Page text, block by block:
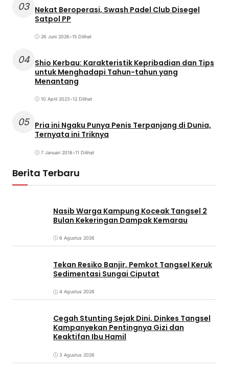
03 Nekat Beroperasi, Swash Padel Club Disegel
Satpol PP
26 Juni 2026•15 Dilihat
04 Shio Kerbau: Karakteristik Kepribadian dan Tips
untuk Menghadapi Tahun-tahun yang
Menantang
10 April 2023•12 Dilihat
05 Pria ini Ngaku Punya Penis Terpanjang di Dunia,
Ternyata ini Triknya
7 Januari 2018•11 Dilihat
Berita Terbaru
Nasib Warga Kampung Koceak Tangsel 2
Bulan Kekeringan Dampak Kemarau
6 Agustus 2026
Tekan Resiko Banjir, Pemkot Tangsel Keruk
Sedimentasi Sungai Ciputat
4 Agustus 2026
Cegah Stunting Sejak Dini, Dinkes Tangsel
Kampanyekan Pentingnya Gizi dan
Keaktifan Ibu Hamil
3 Agustus 2026